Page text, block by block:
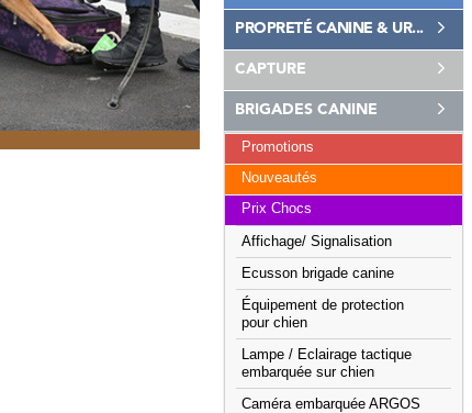
PROPRETÉ CANINE & UR...
CAPTURE
BRIGADES CANINE
Promotions
Nouveautés
Prix Chocs
Affichage/ Signalisation
Ecusson brigade canine
Équipement de protection
pour chien
Lampe / Eclairage tactique
embarquée sur chien
Caméra embarquée ARGOS